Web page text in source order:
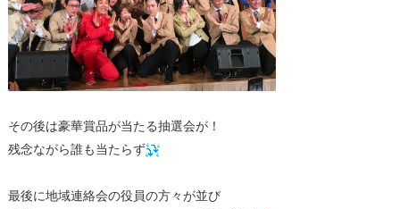
その後は豪華賞品が当たる抽選会が！
残念ながら誰も当たらず
最後に地域連絡会の役員の方々が並び